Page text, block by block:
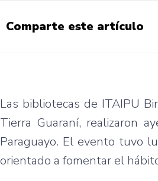
Comparte este artículo
Las bibliotecas de ITAIPU
Tierra Guaraní, realizaron
Paraguayo. El evento tuvo
orientado a fomentar el